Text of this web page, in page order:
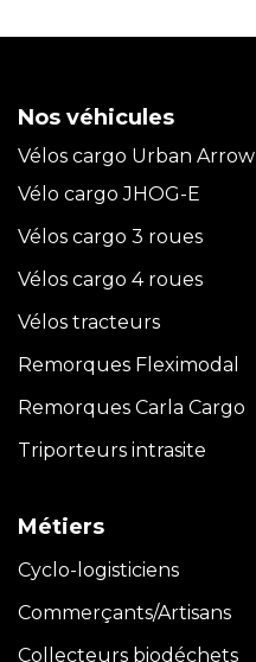
Nos véhicules
Vélos cargo Urban Arrow
Vélo cargo JHOG-E
Vélos cargo 3 roues
Vélos cargo 4 roues
Vélos tracteurs
Remorques Fleximodal
Remorques Carla Cargo
Triporteurs intrasite
Métiers
Cyclo-logisticiens
Commerçants/Artisans
Collecteurs biodéchets